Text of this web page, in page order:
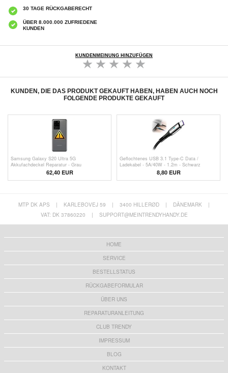
30 TAGE RÜCKGABERECHT
ÜBER 8.000.000 ZUFRIEDENE
KUNDEN
KUNDENMEINUNG HINZUFÜGEN
KUNDEN, DIE DAS PRODUKT GEKAUFT HABEN, HABEN AUCH NOCH
FOLGENDE PRODUKTE GEKAUFT
Samsung Galaxy S20 Ultra 5G
Akkufachdeckel Reparatur - Grau
62,40 EUR
Geflochtenes USB 3.1 Type-C Data /
Ladekabel - 5A/40W - 1.2m - Schwarz
8,80 EUR
MTP DK APS | KARLEBOVEJ 59 | 3400 HILLERØD | DÄNEMARK
|
VAT: DK 37860220
| SUPPORT@MEINTRENDYHANDY.DE
HOME
SERVICE
BESTELLSTATUS
RÜCKGABEFORMULAR
ÜBER UNS
REPARATURANLEITUNG
CLUB TRENDY
IMPRESSUM
BLOG
KONTAKT